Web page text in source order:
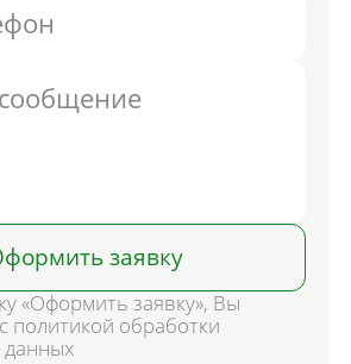
заявку
«Оформить заявку», Вы
политикой обработки